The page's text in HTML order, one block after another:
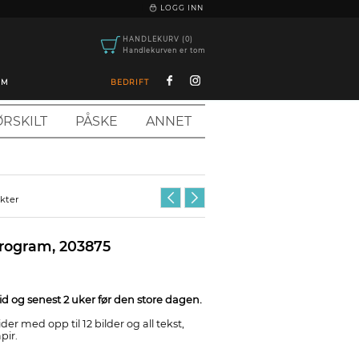
LOGG INN
HANDLEKURV (0)
Handlekurven er tom
BEDRIFT
PÅSKE ANNET
203875
og senest 2 uker før den store dagen.
med opp til 12 bilder og all tekst,